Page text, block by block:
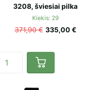
3208, šviesiai pilka
Kiekis: 29
371,90 € 335,00 €